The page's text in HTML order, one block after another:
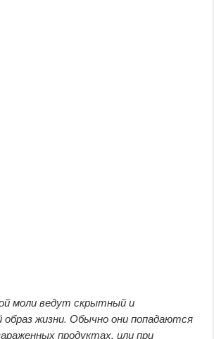
моли ведут скрытный и
образ жизни. Обычно они попадаются
продуктах, или при